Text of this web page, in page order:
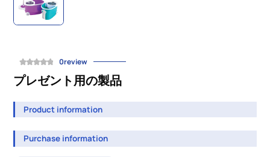
0review
プレゼント用の製品
Product information
Purchase information